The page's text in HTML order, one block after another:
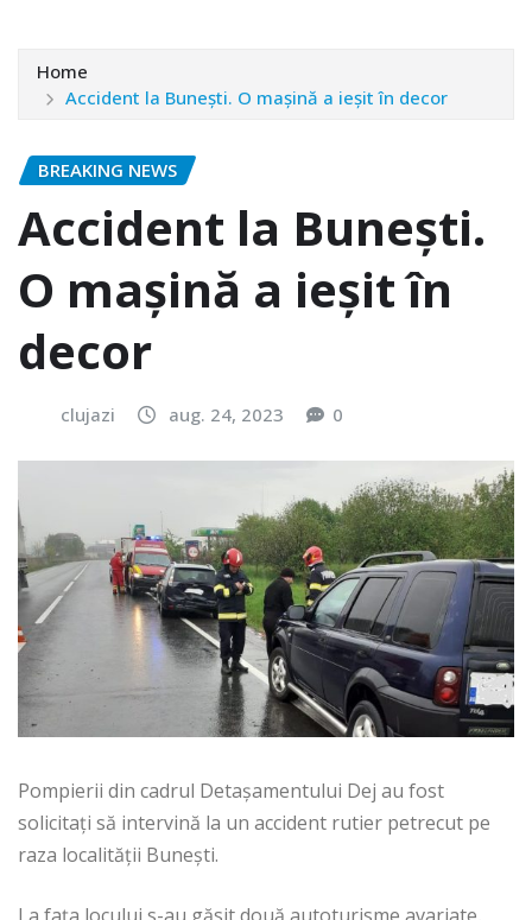
Home
Accident la Bunești. O mașină a ieșit în decor
BREAKING NEWS
Accident la Bunești.
O mașină a ieșit în
decor
clujazi aug. 24, 2023 0
Pompierii din cadrul Detașamentului Dej au fost
solicitați să intervină la un accident rutier petrecut pe
raza localității Bunești.